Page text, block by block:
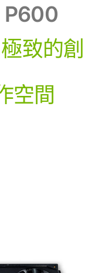
P600
致的創
空間